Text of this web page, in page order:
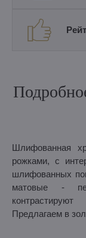
Шлифованная
рожками, с
шлифованных
матовые -
Предлагаем в